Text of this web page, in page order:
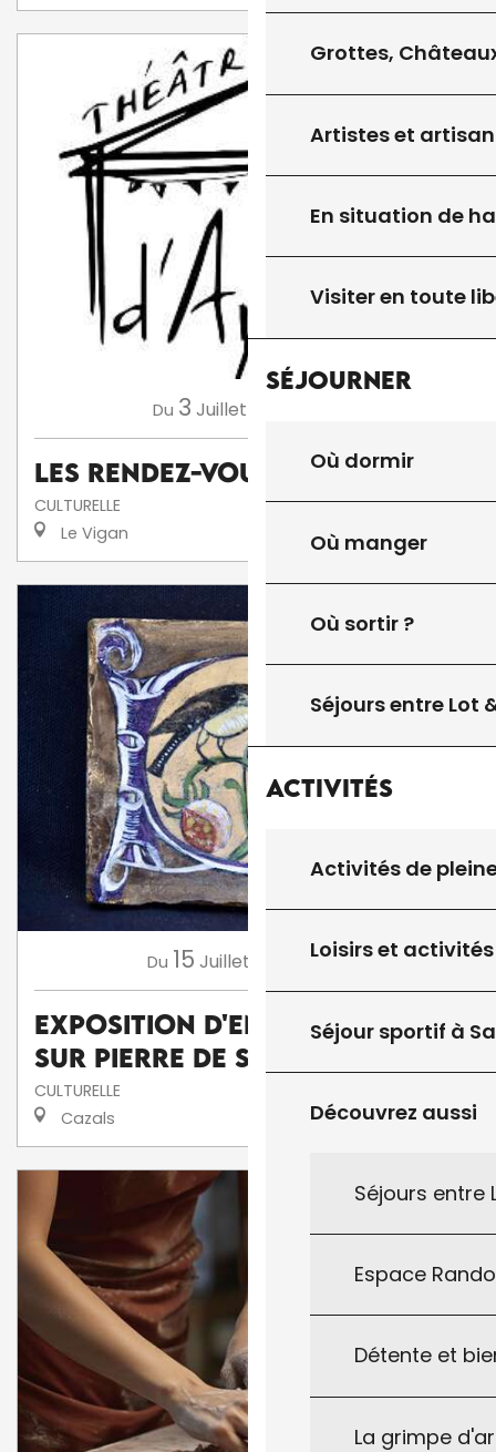
Grottes,
Artistes et
En situation de
Visiter en toute
Séjourner
Où dormir
Où manger
Où sortir ?
Séjours entre Lot
Activités
Activités de
Loisirs et activités
Séjour sportif à
Découvrez aussi
Séjours entre
Espace
Détente et
La grimpe
Du 3 Juillet
Les Rendez-Vous d'Aymare
CULTURELLE
Le Vigan
Du 15 Juillet Août
Exposition d'enluminures
sur pierre de Serge Barlan
CULTURELLE
Cazals